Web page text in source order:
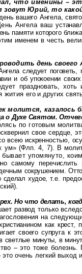
что именины –
зовут Юрий, то
вашего Ангела,
Ангела ваш
памяти которого
именем в честь
день своего
следует поговеть,
и об упокоении сво
праздновать, хоть
жития его и других
молится, казалось
о Духе Святом.
по готовым
свое сердце,
всею искренностью,
ум» (Флп. 4, 7). В
бывает упомянуто,
самому
сокрушением.
сделал худое,т.е.
).
Но что делать,
развод только
на
стианином как крест,
своего супруга к
светлые минуты, в
– это тоже болезнь.
этоочень легкий выход